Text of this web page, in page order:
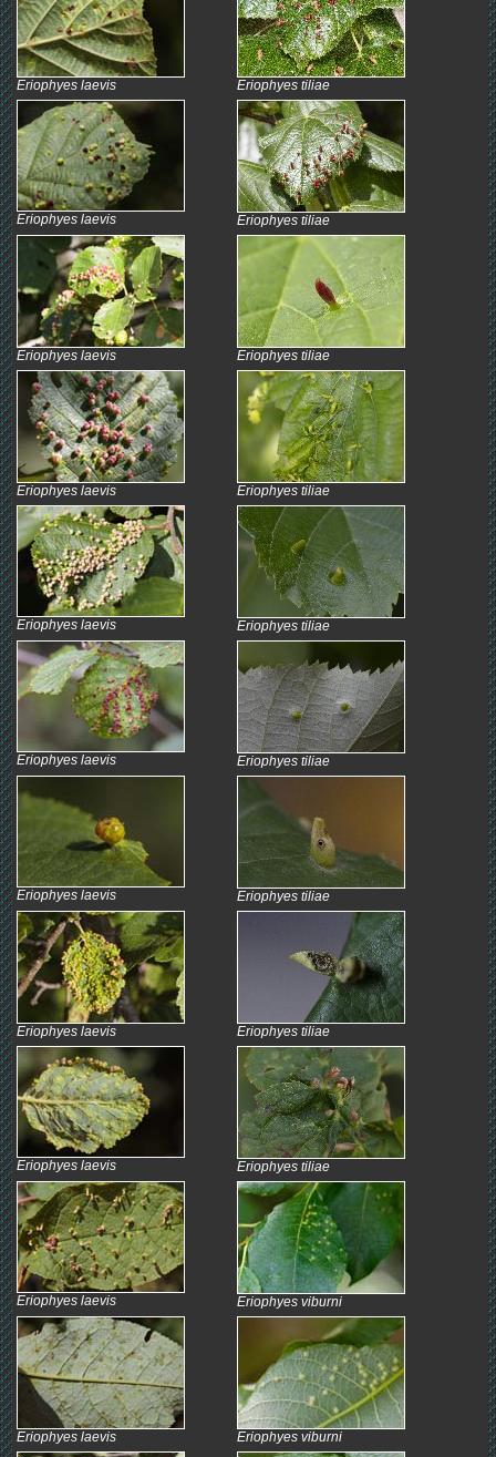
Eriophyes laevis
Eriophyes laevis
Eriophyes laevis
Eriophyes laevis
Eriophyes laevis
Eriophyes laevis
Eriophyes laevis
Eriophyes laevis
Eriophyes laevis
Eriophyes laevis
Eriophyes laevis
Eriophyes tiliae
Eriophyes tiliae
Eriophyes tiliae
Eriophyes tiliae
Eriophyes tiliae
Eriophyes tiliae
Eriophyes tiliae
Eriophyes tiliae
Eriophyes tiliae
Eriophyes viburni
Eriophyes viburni